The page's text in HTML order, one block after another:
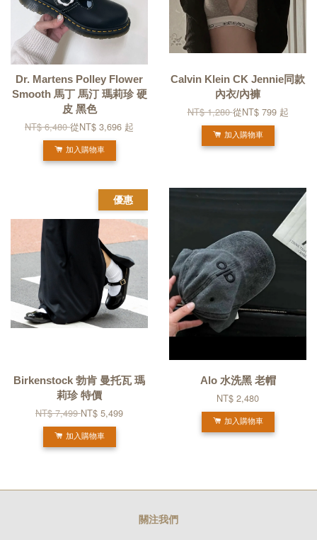
Dr. Martens Polley Flower
Smooth 馬丁 馬汀 瑪莉珍 硬
皮 黑色
NT$ 6,480從NT$ 3,696 起
加入購物車
Calvin Klein CK Jennie同款
內衣/內褲
NT$ 1,280從NT$ 799 起
加入購物車
優惠
Birkenstock 勃肯 曼托瓦 瑪
莉珍 特價
NT$ 7,499NT$ 5,499
加入購物車
Alo 水洗黑 老帽
NT$ 2,480
加入購物車
關注我們